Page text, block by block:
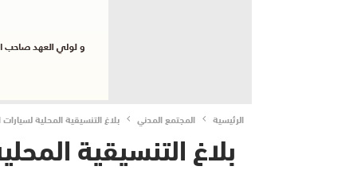
الرئيسية المجتمع المدني بلاغ التنسيقية المحلية لسيارات
بلاغ التنسيقية